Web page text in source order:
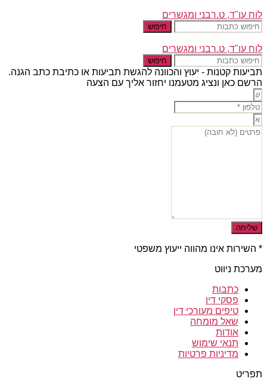
לוח עו"ד, ט.רבני ומגשרים
חיפוש
לוח עו"ד, ט.רבני ומגשרים
חיפוש
תביעות קטנות - יעוץ והכוונה להגשת תביעות או כתיבת כתב הגנה.
הרשם כאן ונציג מטעמנו יחזור אליך עם הצעה
שליחה
* השירות אינו מהווה ייעוץ משפטי
מערכת ניווט
כתבות
פסקי דין
טיפים מעורכי דין
שאל מומחה
אודות
תנאי שימוש
מדיניות פרטיות
תפריט